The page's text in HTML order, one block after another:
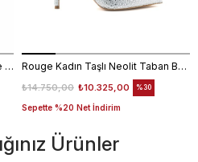
Kemal Tanca Kadın Gece & Abiye Ayakkabı 4360 Rouge Kadın Taşlı Neolit Taban Beyaz Süet Gece & Abiye Ayakkabı
₺10.325,00
₺14.750,00
Sepette %20 Net İndirim
%30
Ürünler